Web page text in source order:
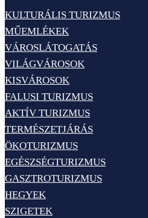
KULTURÁLIS TURIZMUS
MŰEMLÉKEK
VÁROSLÁTOGATÁS
VILÁGVÁROSOK
KISVÁROSOK
FALUSI TURIZMUS
AKTÍV TURIZMUS
TERMÉSZETJÁRÁS
ÖKOTURIZMUS
EGÉSZSÉGTURIZMUS
GASZTROTURIZMUS
HEGYEK
SZIGETEK